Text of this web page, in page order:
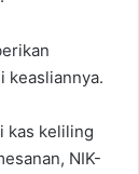
keasliannya.
kas keliling
NIK-